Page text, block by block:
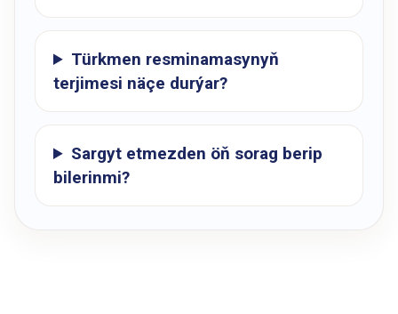
Türkmen resminamasynyň
terjimesi näçe durýar?
Sargyt etmezden öň sorag berip
bilerinmi?